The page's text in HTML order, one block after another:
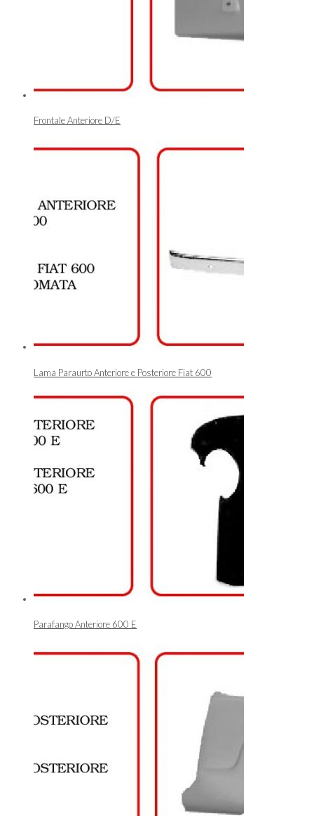
Frontale Anteriore D/E
Lama Paraurto Anteriore e Posteriore Fiat 600
Parafango Anteriore 600 E